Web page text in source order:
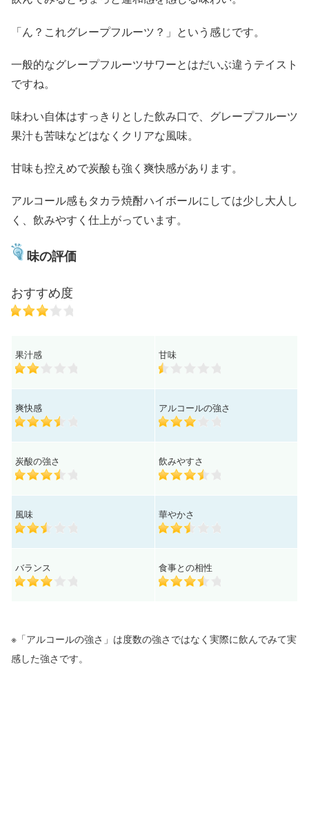
「ん？これグレープフルーツ？」という感じです。
一般的なグレープフルーツサワーとはだいぶ違うテイスト
ですね。
味わい自体はすっきりとした飲み口で、グレープフルーツ
果汁も苦味などはなくクリアな風味。
甘味も控えめで炭酸も強く爽快感があります。
アルコール感もタカラ焼酎ハイボールにしては少し大人し
く、飲みやすく仕上がっています。
味の評価
おすすめ度
果汁感 甘味
爽快感 アルコールの強さ
炭酸の強さ 飲みやすさ
風味 華やかさ
バランス 食事との相性
※「アルコールの強さ」は度数の強さではなく実際に飲んでみて実
感した強さです。